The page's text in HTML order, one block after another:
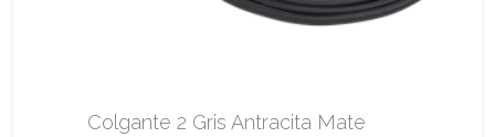
Colgante 2 Gris Antracita Mate